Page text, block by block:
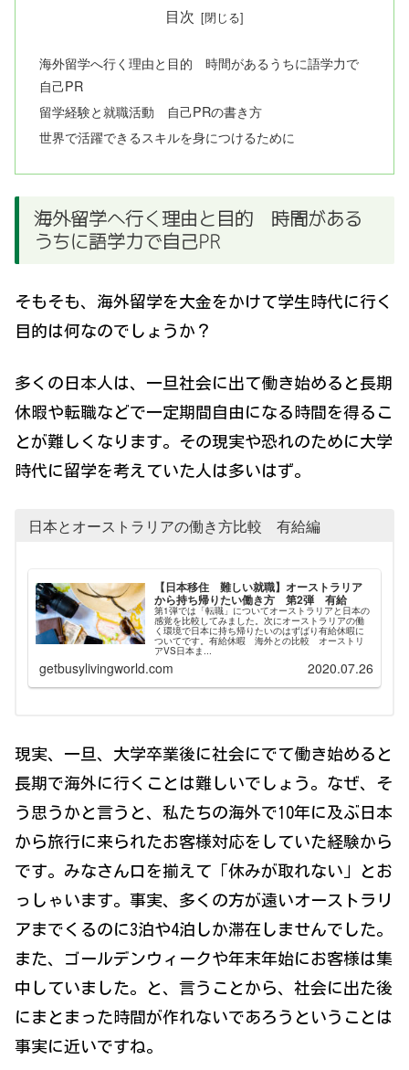
目次
海外留学へ行く理由と目的 時間があるうちに語学力で
自己PR
留学経験と就職活動 自己PRの書き方
世界で活躍できるスキルを身につけるために
海外留学へ行く理由と目的 時間がある
うちに語学力で自己PR
そもそも、海外留学を大金をかけて学生時代に行く
目的は何なのでしょうか？
多くの日本人は、一旦社会に出て働き始めると長期
休暇や転職などで一定期間自由になる時間を得るこ
とが難しくなります。その現実や恐れのために大学
時代に留学を考えていた人は多いはず。
日本とオーストラリアの働き方比較 有給編
【日本移住 難しい就職】オーストラリア
から持ち帰りたい働き方 第2弾 有給
第1弾では「転職」についてオーストラリアと日本の
感覚を比較してみました。次にオーストラリアの働
く環境で日本に持ち帰りたいのはずばり有給休暇に
ついてです。有給休暇 海外との比較 オーストリ
アVS日本ま...
getbusylivingworld.com 2020.07.26
現実、一旦、大学卒業後に社会にでて働き始めると
長期で海外に行くことは難しいでしょう。なぜ、そ
う思うかと言うと、私たちの海外で10年に及ぶ日本
から旅行に来られたお客様対応をしていた経験から
です。みなさん口を揃えて「休みが取れない」とお
っしゃいます。事実、多くの方が遠いオーストラリ
アまでくるのに3泊や4泊しか滞在しませんでした。
また、ゴールデンウィークや年末年始にお客様は集
中していました。と、言うことから、社会に出た後
にまとまった時間が作れないであろうということは
事実に近いですね。